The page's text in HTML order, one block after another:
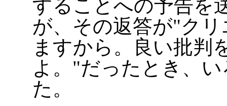
することへの予告を
が、その返答が ク
ますから。良い批判
よ。
だったとき、
た。